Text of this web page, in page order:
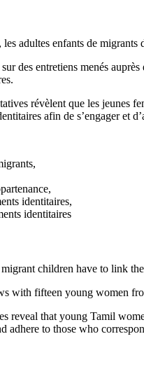
les adultes enfants de
des entretiens menés
révèlent que les jeunes
afin de s’engager et
identitaires,
identitaires
children have to link
with fifteen young women
reveal that young Tamil
adhere to those who